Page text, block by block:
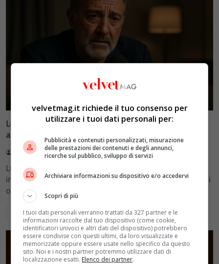
Luca Barbareschi si racconta: amori travolgenti,
autodistruzione e il difficile rapporto con la paternità
Redazione VelvetMAG 4 Agosto 2026
Luca Barbareschi si racconta a 70 anni in un'intervista
intima: rivela otto relazioni contemporanee, tre ricoveri
ospedalieri e il suo difficile rapporto con la paternità
Leggi di più
velvetmag.it richiede il tuo consenso per
utilizzare i tuoi dati personali per:
Pubblicità e contenuti personalizzati, misurazione
delle prestazioni dei contenuti e degli annunci,
ricerche sul pubblico, sviluppo di servizi
Archiviare informazioni su dispositivo e/o accedervi
Scopri di più
I tuoi dati personali verranno trattati da 327 partner e le
informazioni raccolte dal tuo dispositivo (come cookie,
identificatori univoci e altri dati del dispositivo) potrebbero
essere condivise con questi ultimi, da loro visualizzate e
memorizzate oppure essere usate nello specifico da questo
sito. Noi e i nostri partner potremmo utilizzare dati di
localizzazione esatti. Elenco dei partner.